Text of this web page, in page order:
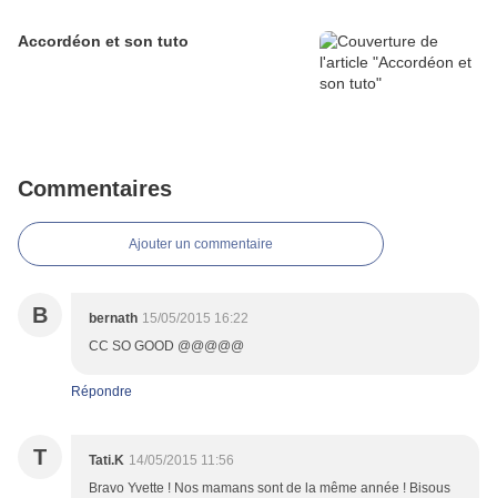
Accordéon et son tuto
Commentaires
Ajouter un commentaire
B bernath 15/05/2015 16:22
CC SO GOOD @@@@@
Répondre
T Tati.K 14/05/2015 11:56
Bravo Yvette ! Nos mamans sont de la même année ! Bisous